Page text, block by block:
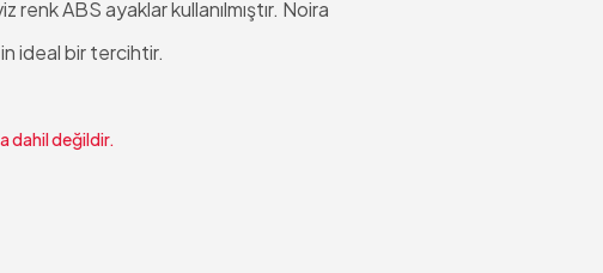
ABS ayaklar kullanılmıştır. Noira
ideal bir tercihtir.
dahil değildir.